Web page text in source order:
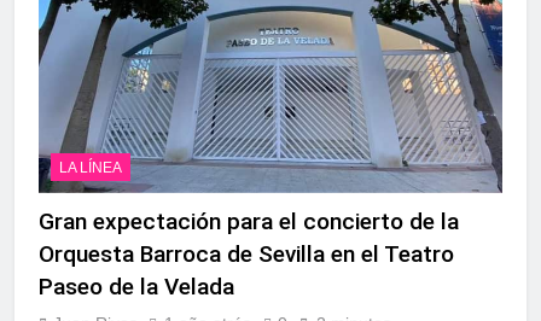
LA LÍNEA
Gran expectación para el concierto de la
Orquesta Barroca de Sevilla en el Teatro
Paseo de la Velada